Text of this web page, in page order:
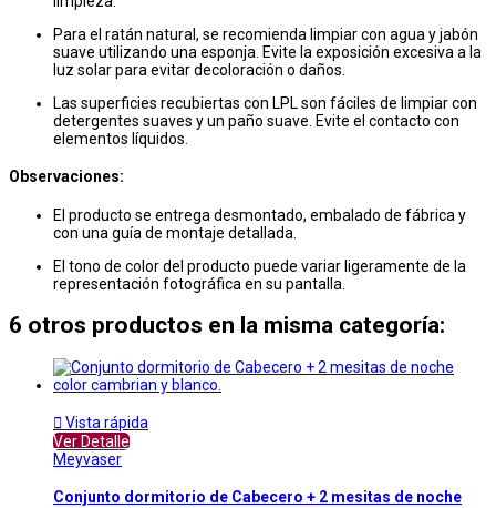
Para el ratán natural, se recomienda limpiar con agua y jabón
suave utilizando una esponja. Evite la exposición excesiva a la
luz solar para evitar decoloración o daños.
Las superficies recubiertas con LPL son fáciles de limpiar con
detergentes suaves y un paño suave. Evite el contacto con
elementos líquidos.
Observaciones:
El producto se entrega desmontado, embalado de fábrica y
con una guía de montaje detallada.
El tono de color del producto puede variar ligeramente de la
representación fotográfica en su pantalla.
6 otros productos en la misma categoría:
 Vista rápida
Ver Detalle
Meyvaser
Conjunto dormitorio de Cabecero + 2 mesitas de noche